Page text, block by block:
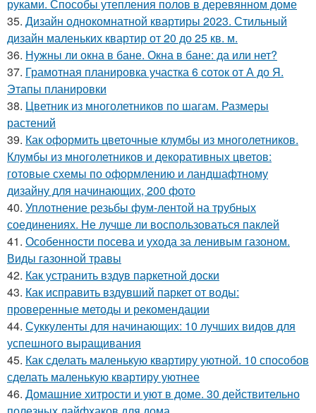
руками. Способы утепления полов в деревянном доме
35. Дизайн однокомнатной квартиры 2023. Стильный
дизайн маленьких квартир от 20 до 25 кв. м.
36. Нужны ли окна в бане. Окна в бане: да или нет?
37. Грамотная планировка участка 6 соток от А до Я.
Этапы планировки
38. Цветник из многолетников по шагам. Размеры
растений
39. Как оформить цветочные клумбы из многолетников.
Клумбы из многолетников и декоративных цветов:
готовые схемы по оформлению и ландшафтному
дизайну для начинающих, 200 фото
40. Уплотнение резьбы фум-лентой на трубных
соединениях. Не лучше ли воспользоваться паклей
41. Особенности посева и ухода за ленивым газоном.
Виды газонной травы
42. Как устранить вздув паркетной доски
43. Как исправить вздувший паркет от воды:
проверенные методы и рекомендации
44. Суккуленты для начинающих: 10 лучших видов для
успешного выращивания
45. Как сделать маленькую квартиру уютной. 10 способов
сделать маленькую квартиру уютнее
46. Домашние хитрости и уют в доме. 30 действительно